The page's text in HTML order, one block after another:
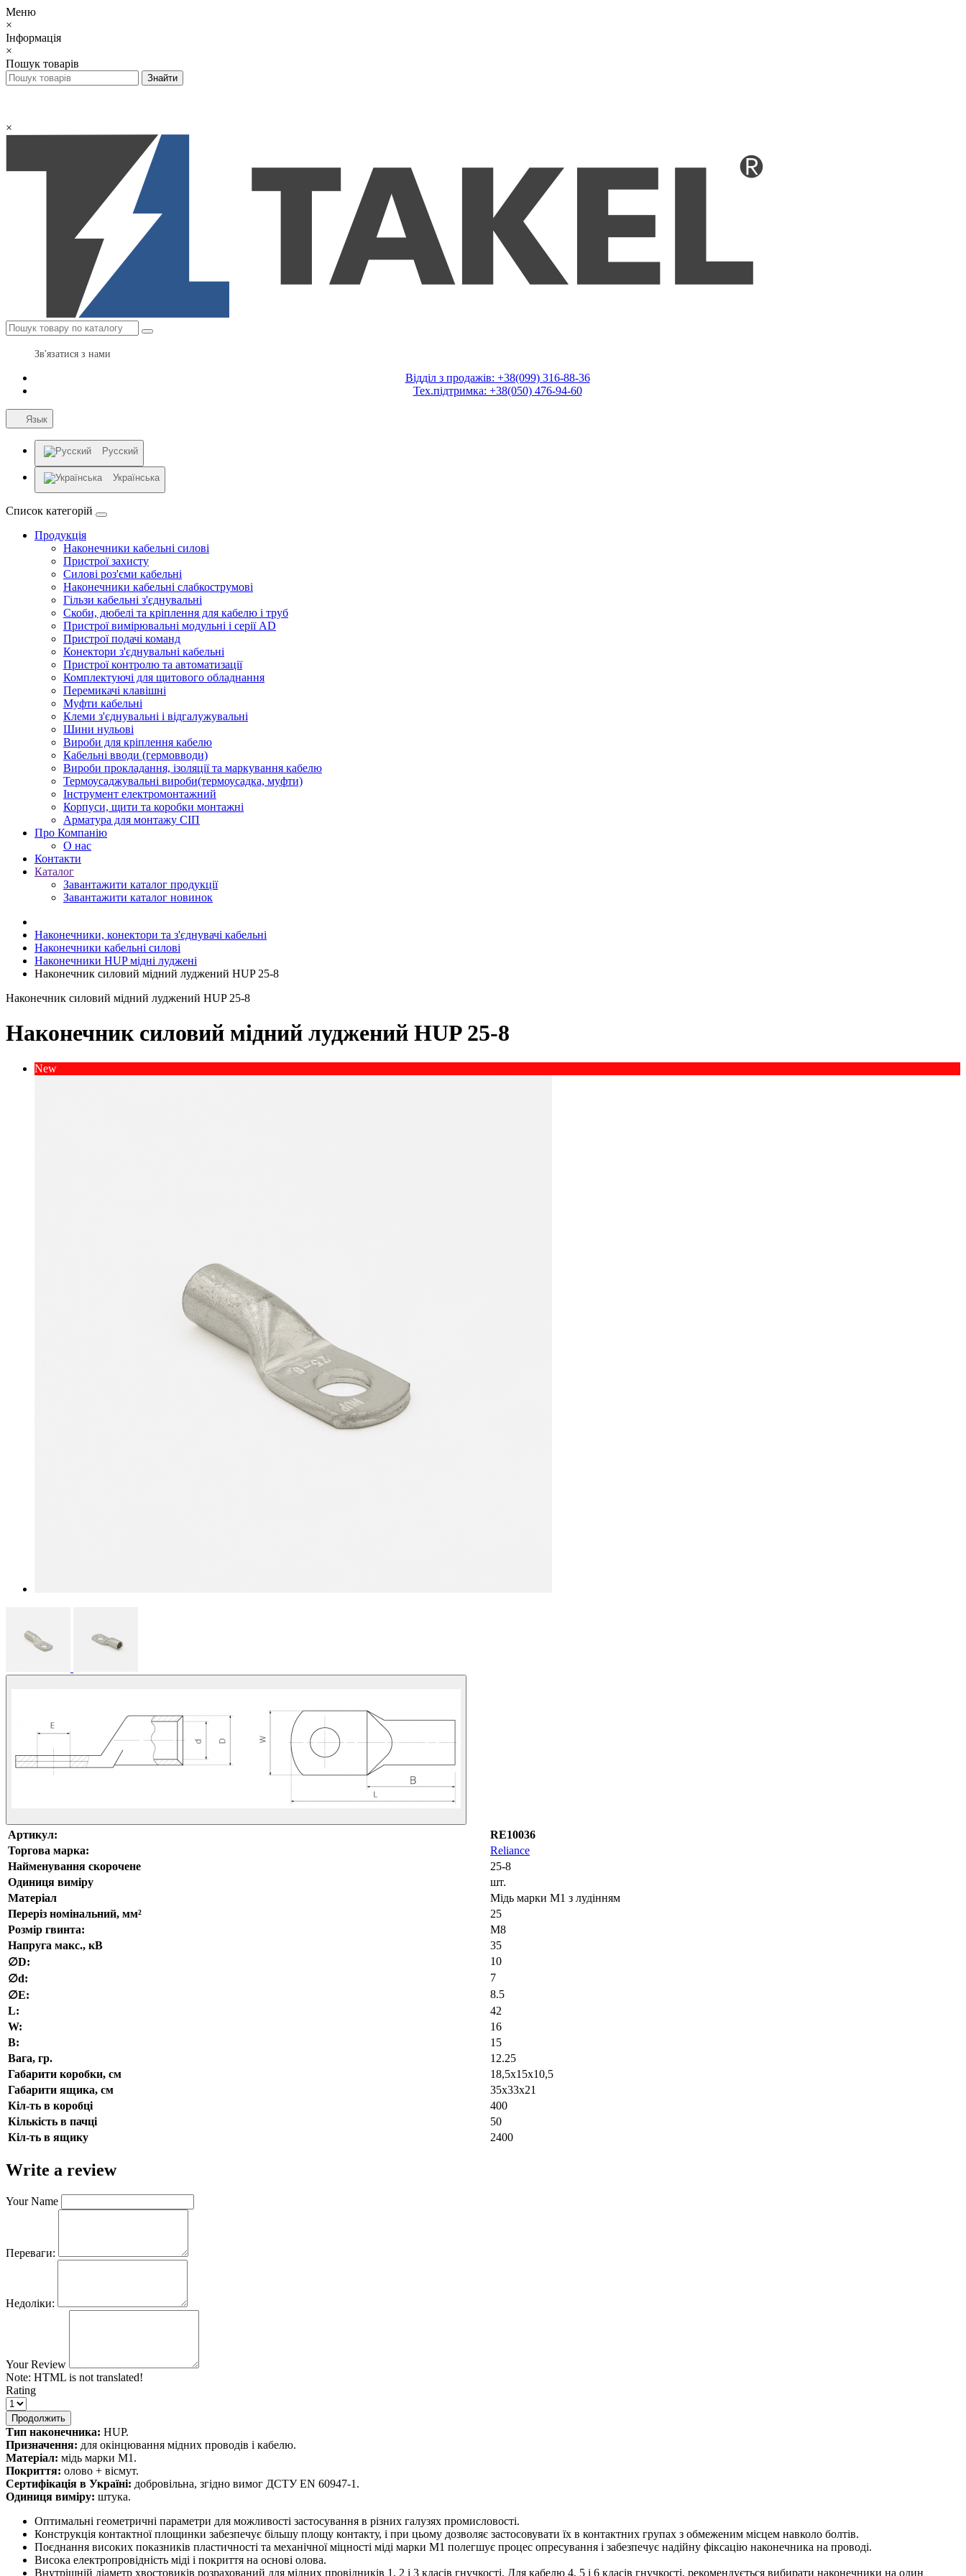
Меню
×
Інформація
×
Пошук товарів
×
Зв'язатися з нами
Відділ з продажів: +38(099) 316-88-36
Тех.підтримка: +38(050) 476-94-60
Язык
Русский
Українська
Список категорій
Продукція
Наконечники кабельні силові
Пристрої захисту
Силові роз'єми кабельні
Наконечники кабельні слабкострумові
Гільзи кабельні з'єднувальні
Скоби, дюбелі та кріплення для кабелю і труб
Пристрої вимірювальні модульні і серії AD
Пристрої подачі команд
Конектори з'єднувальні кабельні
Пристрої контролю та автоматизації
Комплектуючі для щитового обладнання
Перемикачі клавішні
Муфти кабельні
Клеми з'єднувальні і відгалужувальні
Шини нульові
Вироби для кріплення кабелю
Кабельні вводи (гермовводи)
Вироби прокладання, iзоляції та маркування кабелю
Термоусаджувальні вироби(термоусадка, муфти)
Інструмент електромонтажний
Корпуси, щити та коробки монтажні
Арматура для монтажу СІП
Про Компанію
О нас
Контакти
Каталог
Завантажити каталог продукції
Завантажити каталог новинок
Наконечники, конектори та з'єднувачі кабельні
Наконечники кабельні силові
Наконечники HUP мідні луджені
Наконечник силовий мідний луджений HUP 25-8
Наконечник силовий мідний луджений HUP 25-8
Наконечник силовий мідний луджений HUP 25-8
New
Артикул:
RE10036
Торгова марка:
Reliance
Найменування скорочене
25-8
Одиниця виміру
шт.
Матеріал
Мідь марки М1 з лудінням
Переріз номінальний, мм²
25
Розмір гвинта:
М8
Напруга макс., кВ
35
∅D:
10
∅d:
7
∅E:
8.5
L:
42
W:
16
В:
15
Вага, гр.
12.25
Габарити коробки, см
18,5х15х10,5
Габарити ящика, см
35х33х21
Кіл-ть в коробці
400
Кількість в пачці
50
Кіл-ть в ящику
2400
Write a review
Your Name
Переваги:
Недоліки:
Your Review
Note: HTML is not translated!
Rating
Продолжить
Тип наконечника: HUP.
Призначення: для окінцювання мідних проводів і кабелю.
Матеріал: мідь марки М1.
Покриття: олово + вісмут.
Сертифікація в Україні: добровільна, згідно вимог ДСТУ EN 60947-1.
Одиниця виміру: штука.
Оптимальні геометричні параметри для можливості застосування в різних галузях промисловості.
Конструкція контактної площинки забезпечує більшу площу контакту, і при цьому дозволяє застосовувати їх в контактних групах з обмеженим місцем навколо болтів.
Поєднання високих показників пластичності та механічної міцності міді марки М1 полегшує процес опресування і забезпечує надійну фіксацію наконечника на проводі.
Висока електропровідність міді і покриття на основі олова.
Внутрішній діаметр хвостовиків розрахований для мідних провідників 1, 2 і 3 класів гнучкості. Для кабелю 4, 5 і 6 класів гнучкості, рекомендується вибирати наконечники на один